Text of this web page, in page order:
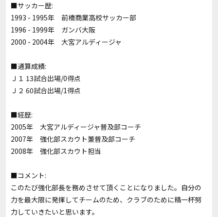
■サッカー歴:
1993 - 1995年 前橋商業高校サッカー部
1996 - 1999年 ガンバ大阪
2000 - 2004年 大宮アルディージャ
■通算成績:
Ｊ１ 13試合出場/0得点
Ｊ２ 60試合出場/1得点
■経歴:
2005年 大宮アルディージャ普及部コーチ
2007年 強化部スカウト兼普及部コーチ
2008年 強化部スカウト担当
■コメント:
このたび強化部長を務めさせて頂くことになりました。自分の
力を最大限に発揮してチームのため、クラブのために精一杯努
力していきたいと思います。